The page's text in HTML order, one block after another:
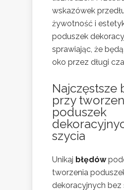
wskazówek
żywotność i
poduszek
sprawiając, że
oko przez długi
Najczęstsze
przy
poduszek
szycia
Unikaj błędów
tworzenia
dekoracyjnych bez